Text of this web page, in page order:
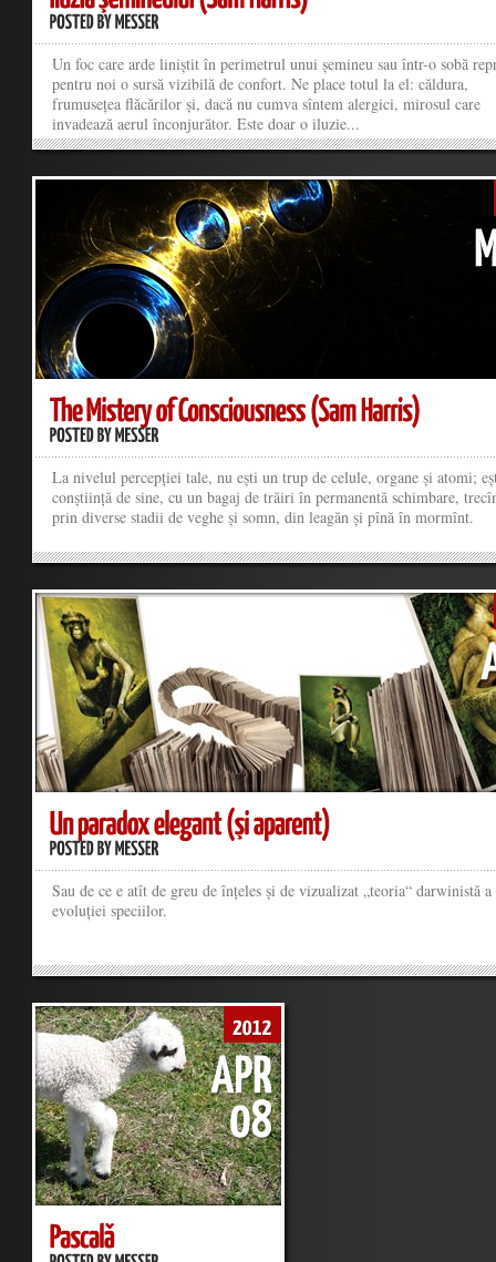
Un foc care arde liniștit în perimetrul unui șemineu sau într-o sobă
pentru noi o sursă vizibilă de confort. Ne place totul la el: căldura,
frumusețea flăcărilor și, dacă nu cumva sîntem alergici, mirosul care
invadează aerul înconjurător. Este doar o iluzie...
La nivelul percepției tale, nu ești un trup de celule, organe și atomi;
conștiință de sine, cu un bagaj de trăiri în permanentă schimbare,
prin diverse stadii de veghe și somn, din leagăn și pînă în mormînt.
Sau de ce e atît de greu de înțeles și de vizualizat „teoria“ darwinistă a
evoluției speciilor.